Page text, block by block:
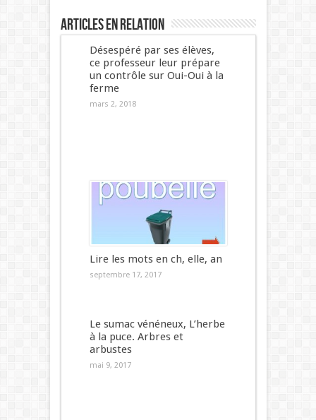
Articles en relation
Désespéré par ses élèves,
ce professeur leur prépare
un contrôle sur Oui-Oui à la
ferme
mars 2, 2018
Lire les mots en ch, elle, an
septembre 17, 2017
Le sumac vénéneux, L’herbe
à la puce. Arbres et
arbustes
mai 9, 2017